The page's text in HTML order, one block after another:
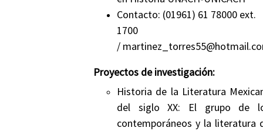
Contacto: (01961) 61 78000 ext.
1700
/
Proyectos de investigación:
Historia de la Literatura
del siglo XX: El grupo de
contemporáneos y la literatura